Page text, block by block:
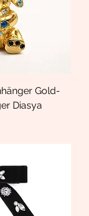
Gold-
Diasya